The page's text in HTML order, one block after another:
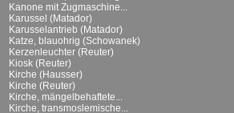
Kanone mit Zugmaschine...
Karussel (Matador)
Karusselantrieb (Matador)
Katze, blauohrig (Schowanek)
Kerzenleuchter (Reuter)
Kiosk (Reuter)
Kirche (Hausser)
Kirche (Reuter)
Kirche, mängelbehaftete...
Kirche, transmoslemische...